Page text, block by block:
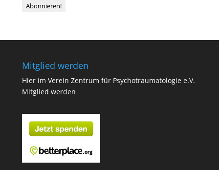
Mitglied werden
Hier im Verein Zentrum für Psychotraumatologie e.V.
Mitglied werden